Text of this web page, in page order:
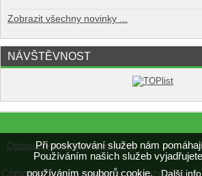
Zobrazit všechny novinky ...
NÁVŠTĚVNOST
Odstoupení od kupní smlouvy
Copyright ©multi-shopik.cz,provozováno na
Při poskytování služeb nám
Používáním našich služeb
používáním souborů cookie.Další